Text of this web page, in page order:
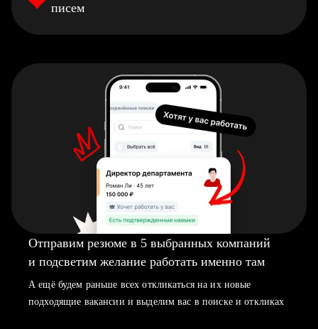
писем
Отправим резюме в 5 выбранных компаний
и подсветим желание работать именно там
А ещё будем раньше всех откликаться на их новые
подходящие вакансии и выделим вас в поиске и откликах